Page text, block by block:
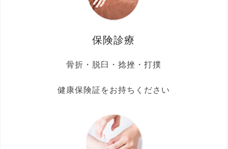
保険診療
骨折・脱臼・捻挫・打撲
健康保険証をお持ちください